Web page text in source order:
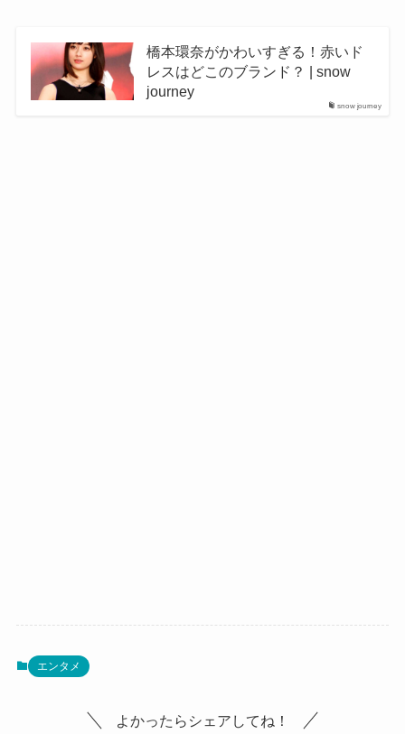
snow journey
橋本環奈がかわいすぎる！赤いド
レスはどこのブランド？ | snow
journey
エンタメ
よかったらシェアしてね！